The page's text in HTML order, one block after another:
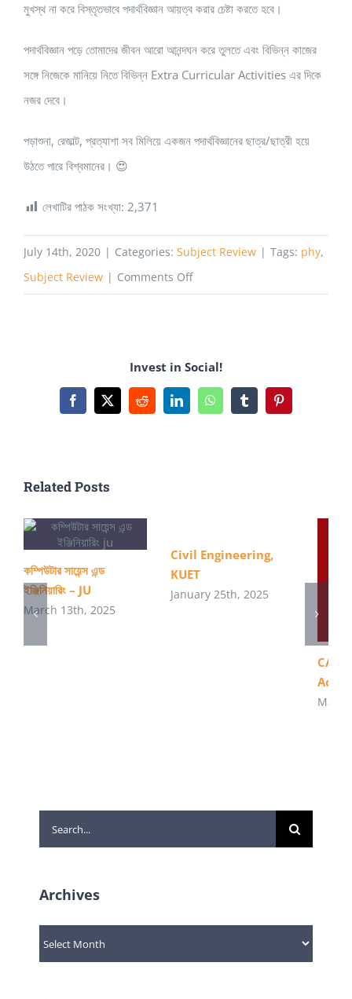
মুখস্থ না করে বিস্তৃতভাবে পদার্থবিজ্ঞান আয়ত্ব করার চেষ্টা করতে হবে।
পদার্থবিজ্ঞান পড়ে তোমাদের জীবন আরো আনন্দঘন করে তুলতে এবং বিভিন্ন কাজের
সঙ্গে নিজেকে মানিয়ে নিতে বিভিন্ন Extra Curricular Activities এর দিকে
নজর দেবে।
পড়াশুনা, রেজাল্ট, প্রত্যাশা সব মিলিয়ে একজন পদার্থবিজ্ঞানের ছাত্র/ছাত্রী হয়ে
উঠতে পারে বিশ্বমানের। 😍
লেখাটির পাঠক সংখ্যা: 2,371
July 14th, 2020 | Categories: Subject Review | Tags: phy,
Subject Review | Comments Offon
Invest in Social!
Facebook
X RedditLinkedInWhatsAppTumblrPinterest
Related Posts
কম্পিউটার সায়েন্স এন্ড
ইঞ্জিনিয়ারিং – JU
March 13th, 2025
Civil Engineering,
KUET
January 25th, 2025
CA –
May
Search
for:
Archives
Archives